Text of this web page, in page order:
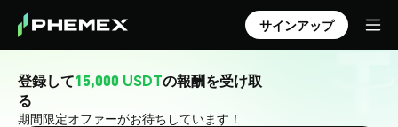
サインアップ
登録して15,000 USDTの報酬を受け取
る
期間限定オファーがお待ちしています！